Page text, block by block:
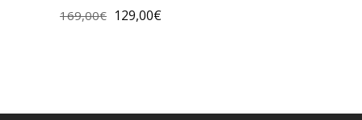
169,00€ 129,00€